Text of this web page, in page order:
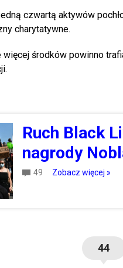
czwartą aktywów
charytatywne.
więcej środków powinno
Ruch Black
nagrody
49 Zobacz więcej »
44